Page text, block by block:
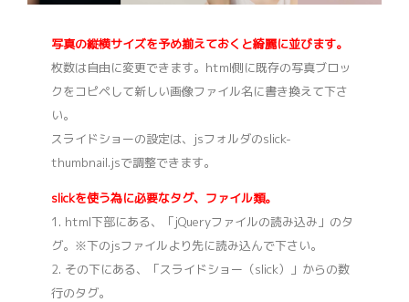
写真の縦横サイズを予め揃えておくと綺麗に並びます。
枚数は自由に変更できます。html側に既存の写真ブロッ
クをコピペして新しい画像ファイル名に書き換えて下さ
い。
スライドショーの設定は、jsフォルダのslick-
thumbnail.jsで調整できます。
slickを使う為に必要なタグ、ファイル類。
1. html下部にある、「jQueryファイルの読み込み」のタ
グ。※下のjsファイルより先に読み込んで下さい。
2. その下にある、「スライドショー（slick）」からの数
行のタグ。